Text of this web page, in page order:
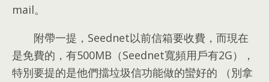
mail。
附帶一提 ， Seednet以前信箱要收費 ， 而現在
是免費的 ， 有500MB（Seednet寬頻用戶有2G）
，
特別要提的是他們擋垃圾信功能做的蠻好的 （別拿